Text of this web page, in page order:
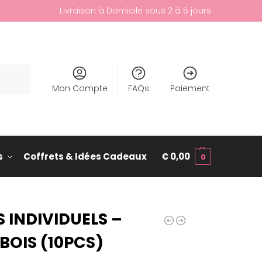
Livraison à Domicile sous 2 à 5 jours
Mon Compte FAQs Paiement
Coffrets & Idées Cadeaux €0,00 0
INDIVIDUELS –
(10PCS)